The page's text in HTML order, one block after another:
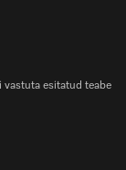
vastuta esitatud teabe